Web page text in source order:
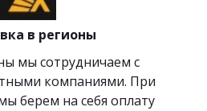
в регионы
мы сотрудничаем с
компаниями. При
берем на себя оплату